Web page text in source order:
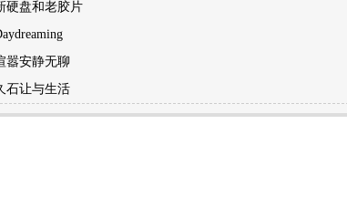
硬盘和老胶片
嚣安静无聊
石让与生活